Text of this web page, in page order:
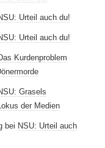
Urteil auch du!
Urteil auch du!
Kurdenproblem
Grasels
der Medien
bei NSU: Urteil auch